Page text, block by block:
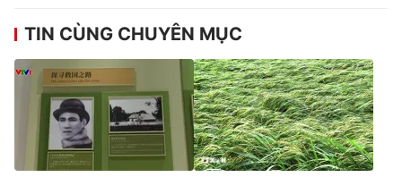
® Cấm sao chép dưới mọi hình thức nếu không có sự chấp
thuận bằng văn bản. Ghi rõ nguồn VTV.vn khi phát hành lại
thông tin từ website này.
TIN CÙNG CHUYÊN MỤC